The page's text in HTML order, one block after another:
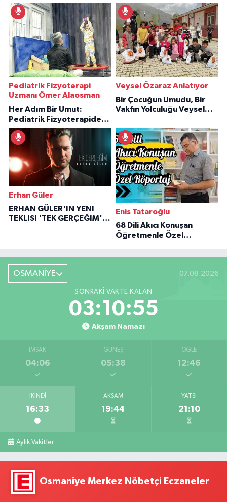
Pediatrik Fizyoterapi
Uzmanı Ömer Alaosman
Her Adım Bir Umut:
Pediatrik Fizyoterapiden
İlham Veren Hikâyeler
Veysel Özaraz Anlatıyor
Bir Çocuğun Umudu, Bir
Vakfın Yolculuğu Veysel
Erhan Güler
ERHAN GÜLER'IN YENI
TEKLISI 'TEK GERÇEĞIM'LE
Enis Tataroğlu
68 Dili Akıcı Konuşan
Öğretmenle Özel
OSMANİYE 07.08.2026
SONRAKI VAKTE KALAN
03:10:54
Akşam Namazı
İMSAK
04:06
GÜNEŞ
05:38
ÖĞLE
12:46
İKINDI
16:33
AKŞAM
19:44
YATSI
21:10
Aylık Vakitler
Osmaniye Merkez Nöbetçi Eczaneler